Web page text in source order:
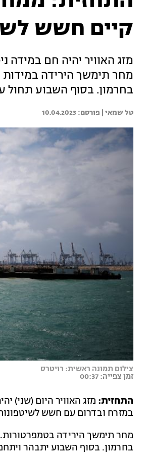
קיים חשש
מזג האוויר יהיה חם
מחר תימשך הירידה
בחרמון. בסוף השבוע תחול
טל שמאי | 10.04.2023
צילום תמונה ראשית: רויטרס
זמן צפייה: 00:37
התחזית: מזג האוויר היום (שני)
במזרח ובדרום עם חשש
מחר תימשך הירידה בטמפרטורות.
בחרמון. בסוף השבוע יתבהר